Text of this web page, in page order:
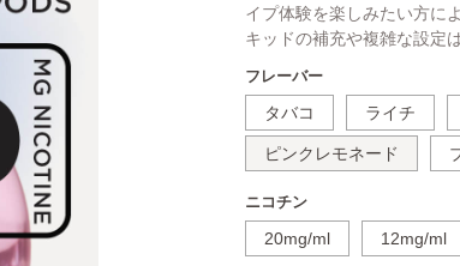
イプ体験を楽しみたい方に
キッドの補充や複雑な設定
フレーバー
タバコ ライチ
ピンクレモネード
ニコチン
20mg/ml 12mg/ml